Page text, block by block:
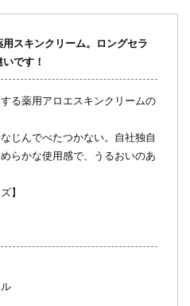
スキンクリーム。ロングセラ
です！
る薬用アロエスキンクリームの
じんでべたつかない。自社独自
らかな使用感で、うるおいのあ
】